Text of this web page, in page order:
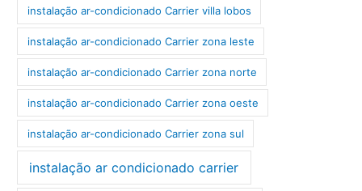
instalação ar-condicionado Carrier villa lobos
instalação ar-condicionado Carrier zona leste
instalação ar-condicionado Carrier zona norte
instalação ar-condicionado Carrier zona oeste
instalação ar-condicionado Carrier zona sul
instalação ar condicionado carrier